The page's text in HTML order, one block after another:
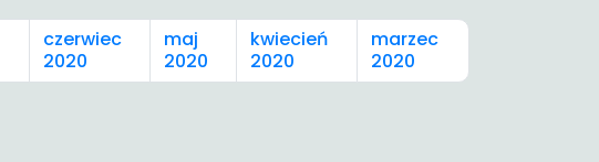
czerwiec
2020
maj
2020
kwiecień
2020
marzec
2020